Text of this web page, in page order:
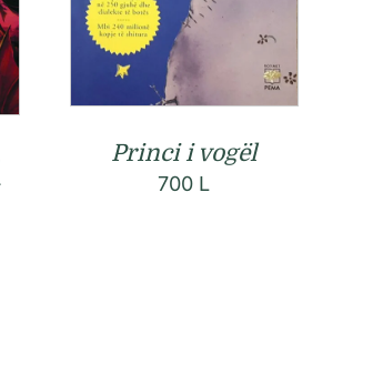
Princi i vogël
700 L